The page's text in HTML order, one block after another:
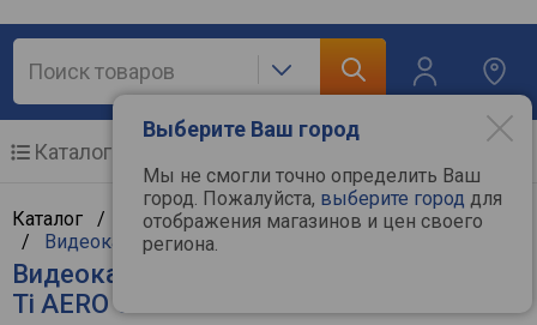
Выберите Ваш город
Мы не смогли точно определить Ваш
город. Пожалуйста, выберите город для
отображения магазинов и цен своего
региона.
Каталог
Каталог / Компьютерная техника/ Комплектующие
/ Видеокарты/Gigabyte
Видеокарта Gigabyte GeForce RTX 4070
Ti AERO OC V2 12G